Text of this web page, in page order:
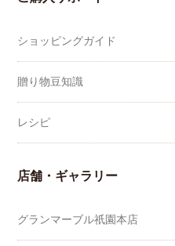
ショッピングガイド
贈り物豆知識
レシピ
店舗・ギャラリー
グランマーブル祇園本店